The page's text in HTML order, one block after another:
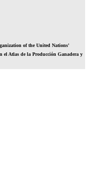
of the United Nations'
el Atlas de la Producción Ganadera y